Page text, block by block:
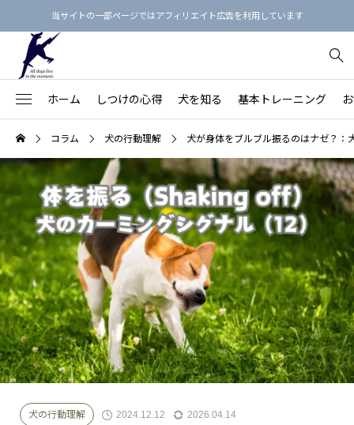
当サイトの一部ページではアフィリエイト広告を利用しています
ホーム しつけの心得 犬を知る 基本トレーニング
【家族との関係を良くす
る】
78
【近隣との関係を良くす
る】
43
吠える・唸る 26
噛みつき 20
引っ張り 20
怖がり・シャイ 28
落ち着きがない・ハイパー
拾い食い・誤食・誤飲
保護犬
褒め方・叱り方
犬の思春期
プードル
犬のしつけ3原則
Beのトレーニング
オヤツを使わないしつけ方
飼い主の学びのステップ
【保存版】犬という生き物を知る
【総集編】犬語の単語帳：犬のボディランゲージ
【総集編】カーミング・シグナルをおぼえよう！
【保存版】犬の鳴き声・吠え声の4分類と対策
【保存版】犬の年齢を人間の年齢に換算すると？
思春期の犬（生後6カ月～2歳頃）
【決定版】「飼い主の指示に即座に従う犬」の育て方
基本的生活習慣を身につけよう！
【完全版】愛犬に『おすわり』を教えよう
「フセ」を訓練してはいけない理由
本の通りに教えてもうまくいかないのはなぜ？
しつけ教室にかけたお金を無駄にしない7つの方法
犬の頭がグングンよくなる育て方
お散歩マナー最新ガイド
首輪の正しい着け方
リードの選び方
ワンちゃん同士の挨拶
ドッグラン
パックウォーク
フィラリア予防薬のえらび方
ノミダニ予防
歯みがきの練習
お風呂に入れよう
爪切りをしよう
目のまわりのお手入れ
保定をできるようになろう
犬用品リスト
しつけ本15冊
心理・行動本15冊
マッサージ本12冊
食事・健康の本9冊
コラム 犬の行動理解 犬が身体をブルブル振るのはナゼ？：
犬の行動理解 2024.12.12 2026.04.14